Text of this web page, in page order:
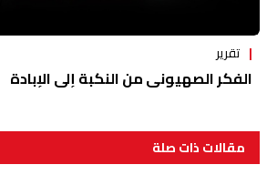
تقرير
الفكر الصهيوني من النكبة إلى الإبادة
مقالات ذات صلة